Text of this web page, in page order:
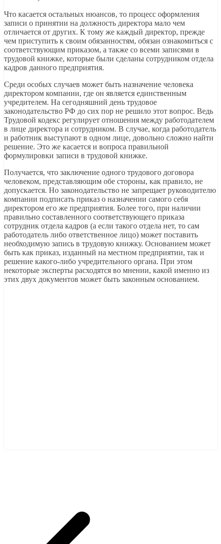
Что касается остальных нюансов, то процесс оформления
записи о принятии на должность директора мало чем
отличается от других. К тому же каждый директор, прежде
чем приступить к своим обязанностям, обязан ознакомиться с
соответствующим приказом, а также со всеми записями в
трудовой книжке, которые были сделаны сотрудником отдела
кадров данного предприятия.
Среди особых случаев может быть назначение человека
директором компании, где он является единственным
учредителем. На сегодняшний день трудовое
законодательство РФ до сих пор не решило этот вопрос. Ведь
Трудовой кодекс регулирует отношения между работодателем
в лице директора и сотрудником. В случае, когда работодатель
и работник выступают в одном лице, довольно сложно найти
решение. Это же касается и вопроса правильной
формулировки записи в трудовой книжке.
Получается, что заключение одного трудового договора
человеком, представляющим обе стороны, как правило, не
допускается. Но законодательство не запрещает руководителю
компании подписать приказ о назначении самого себя
директором его же предприятия. Более того, при наличии
правильно составленного соответствующего приказа
сотрудник отдела кадров (а если такого отдела нет, то сам
работодатель либо ответственное лицо) может поставить
необходимую запись в трудовую книжку. Основанием может
быть как приказ, изданный на местном предприятии, так и
решение какого-либо учредительного органа. При этом
некоторые эксперты расходятся во мнении, какой именно из
этих двух документов может быть законным основанием.